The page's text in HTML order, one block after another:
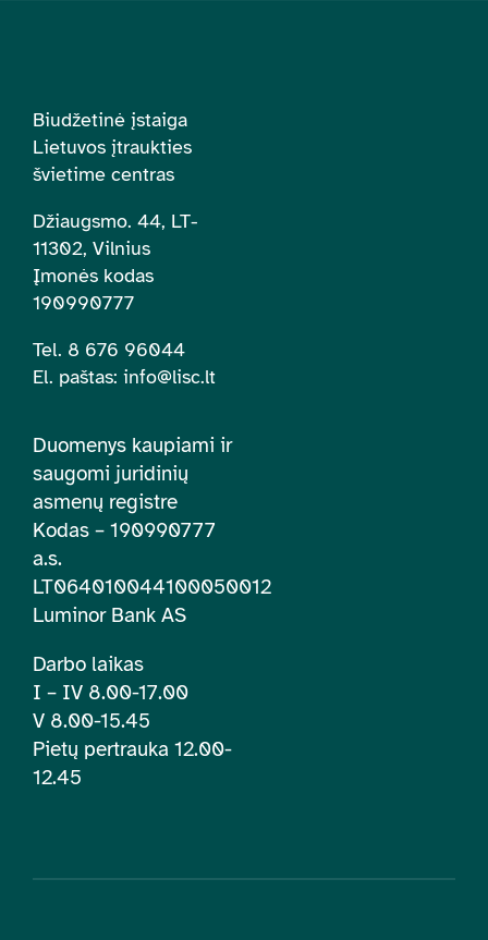
Biudžetinė įstaiga
Lietuvos įtraukties
švietime centras
Džiaugsmo. 44, LT-
11302, Vilnius
Įmonės kodas
190990777
Tel. 8 676 96044
El. paštas: info@lisc.lt
Duomenys kaupiami ir
saugomi juridinių
asmenų registre
Kodas – 190990777
a.s.
LT064010044100050012
Luminor Bank AS
Darbo laikas
I – IV 8.00-17.00
V 8.00-15.45
Pietų pertrauka 12.00-
12.45